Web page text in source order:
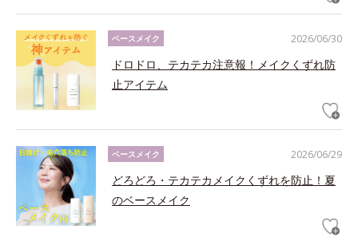
2026/06/30
ベースメイク
ドロドロ、テカテカ注意報！メイクくずれ防
止アイテム
2026/06/29
ベースメイク
どろどろ・テカテカメイクくずれを防止！夏
のベースメイク